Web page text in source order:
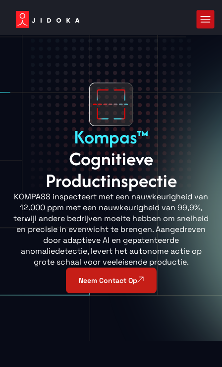
Kompas™
Cognitieve
Productinspectie
KOMPASS inspecteert met een nauwkeurigheid van
12.000 ppm met een nauwkeurigheid van 99,9%,
terwijl andere bedrijven moeite hebben om snelheid
en precisie in evenwicht te brengen. Aangedreven
door adaptieve AI en gepatenteerde
anomaliedetectie, levert het autonome actie op
grote schaal voor veeleisende productie.
Neem Contact Op